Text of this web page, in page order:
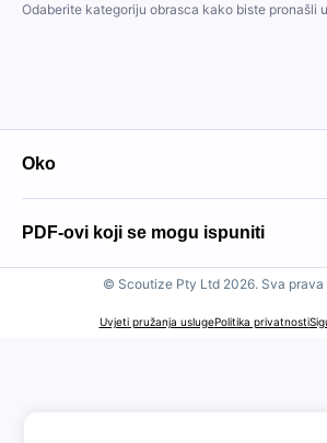
Odaberite kategoriju obrasca kako biste pronašli
Oko
Oko
Kontakt
Politika zadržavanja datoteka
PDF-ovi koji se mogu ispuniti
PDF-ovi koji se mogu ispuniti
© Scoutize Pty Ltd 2026. Sva prava
Uvjeti pružanja uslugePolitika privatnosti